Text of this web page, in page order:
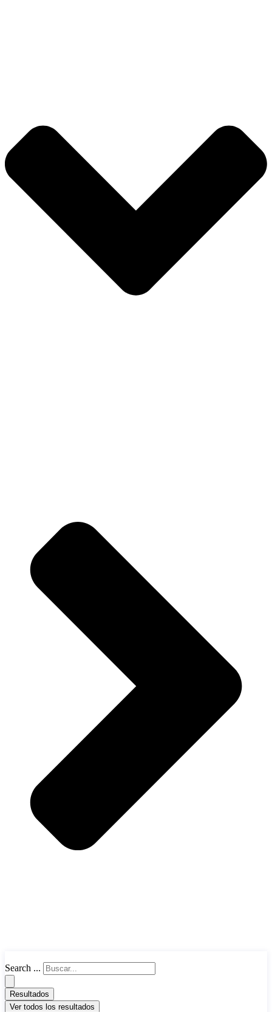
Search ...
Resultados
Ver todos los resultados